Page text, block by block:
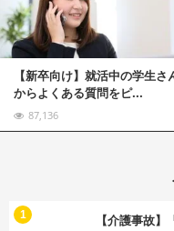
【新卒向け】就活中の学生さ
からよくある質問をピ...
87,136
【介護事故
1